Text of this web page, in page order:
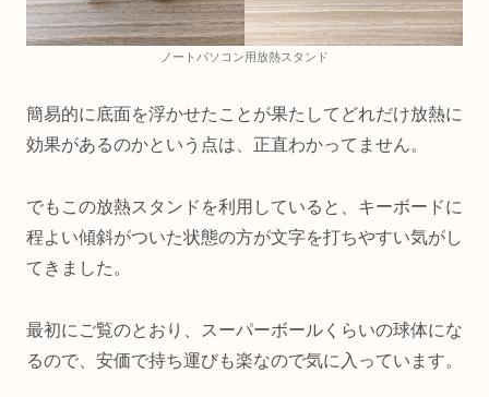
ノートパソコン用放熱スタンド
簡易的に底面を浮かせたことが果たしてどれだけ放熱に
効果があるのかという点は、正直わかってません。
でもこの放熱スタンドを利用していると、キーボードに
程よい傾斜がついた状態の方が文字を打ちやすい気がし
てきました。
最初にご覧のとおり、スーパーボールくらいの球体にな
るので、安価で持ち運びも楽なので気に入っています。